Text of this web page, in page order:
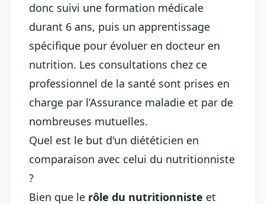
donc suivi une formation médicale
durant 6 ans, puis un apprentissage
spécifique pour évoluer en docteur en
nutrition. Les consultations chez ce
professionnel de la santé sont prises en
charge par l’Assurance maladie et par de
nombreuses mutuelles.
Quel est le but d'un diététicien en
comparaison avec celui du nutritionniste
?
Bien que le rôle du nutritionniste et